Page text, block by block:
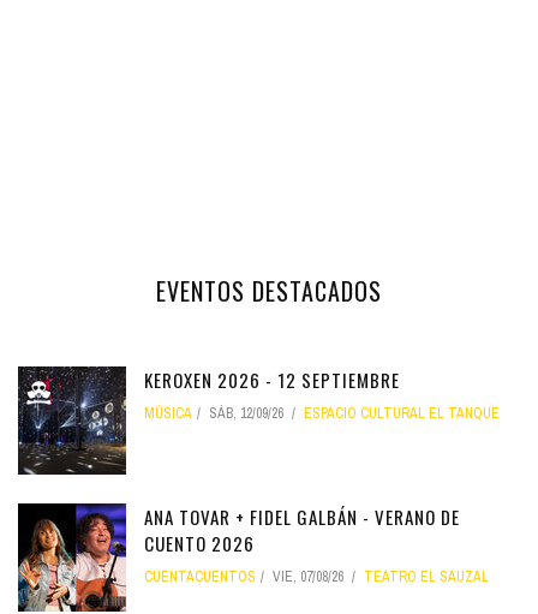
EVENTOS DESTACADOS
KEROXEN 2026 - 12 SEPTIEMBRE
MÚSICA SÁB, 12/09/26 ESPACIO CULTURAL EL TANQUE
ANA TOVAR + FIDEL GALBÁN - VERANO DE
CUENTO 2026
CUENTACUENTOS VIE, 07/08/26 TEATRO EL SAUZAL